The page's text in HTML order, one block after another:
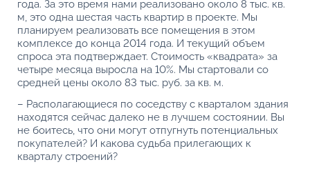
года. За это время нами реализовано около 8 тыс. кв.
м, это одна шестая часть квартир в проекте. Мы
планируем реализовать все помещения в этом
комплексе до конца 2014 года. И текущий объем
спроса эта подтверждает. Стоимость «квадрата» за
четыре месяца выросла на 10%. Мы стартовали со
средней цены около 83 тыс. руб. за кв. м.
– Располагающиеся по соседству с кварталом здания
находятся сейчас далеко не в лучшем состоянии. Вы
не боитесь, что они могут отпугнуть потенциальных
покупателей? И какова судьба прилегающих к
кварталу строений?